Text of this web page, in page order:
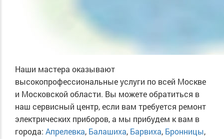
Наши мастера оказывают
высокопрофессиональные услуги по всей Москве
и Московской области. Вы можете обратиться в
наш сервисный центр, если вам требуется ремонт
электрических приборов, а мы прибудем к вам в
города: Апрелевка, Балашиха, Барвиха, Бронницы,